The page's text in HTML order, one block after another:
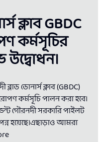
ক্লাব GBDC
কর্মসূচির
ডোনার্স ক্লাব (GBDC)
কর্মসূচি পালন করা হবে।
গৌরনদী সরকারি পাইলট
হয়েছে।এছাড়াও আমরা